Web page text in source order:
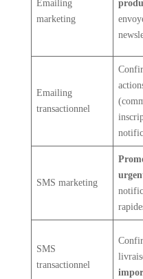
Emailing
marketing
Emailing
transactionnel
SMS marketing
SMS
transactionnel